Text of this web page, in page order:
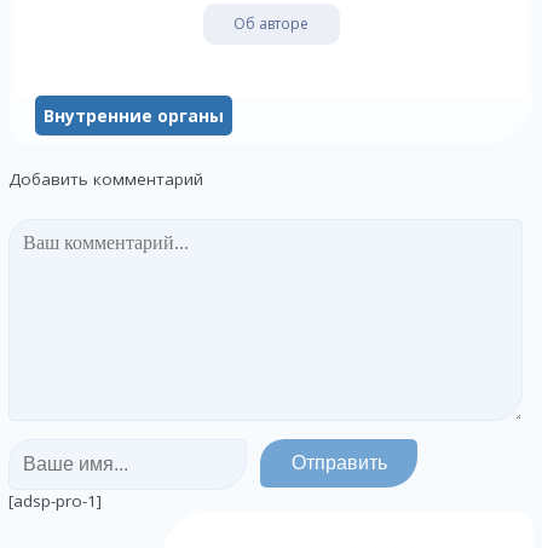
Об авторе
Внутренние органы
Добавить комментарий
[adsp-pro-1]